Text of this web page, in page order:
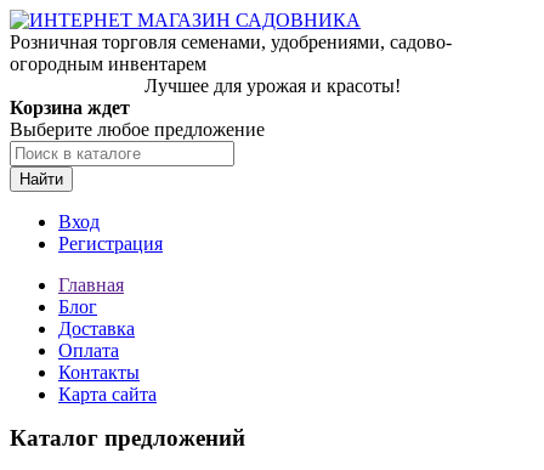
Розничная торговля семенами, удобрениями, садово-
огородным инвентарем
Лучшее для урожая и красоты!
Корзина ждет
Выберите любое предложение
Найти
Вход
Регистрация
Главная
Блог
Доставка
Оплата
Контакты
Карта сайта
Каталог предложений